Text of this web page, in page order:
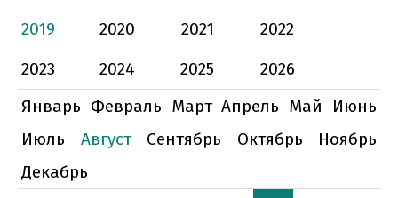
2019
2020 2021
2022
2023
2024 2025
2026
Январь Февраль Март Апрель Май
Июнь
Июль
Август Сентябрь Октябрь
Ноябрь
Декабрь